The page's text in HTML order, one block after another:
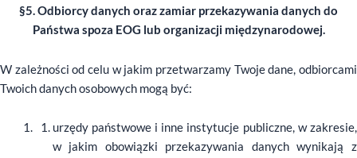
§5. Odbiorcy danych oraz zamiar przekazywania danych do
Państwa spoza EOG lub organizacji międzynarodowej.
W zależności od celu w jakim przetwarzamy Twoje dane, odbiorcami
Twoich danych osobowych mogą być:
urzędy państwowe i inne instytucje publiczne, w zakresie,
w jakim obowiązki przekazywania danych wynikają z